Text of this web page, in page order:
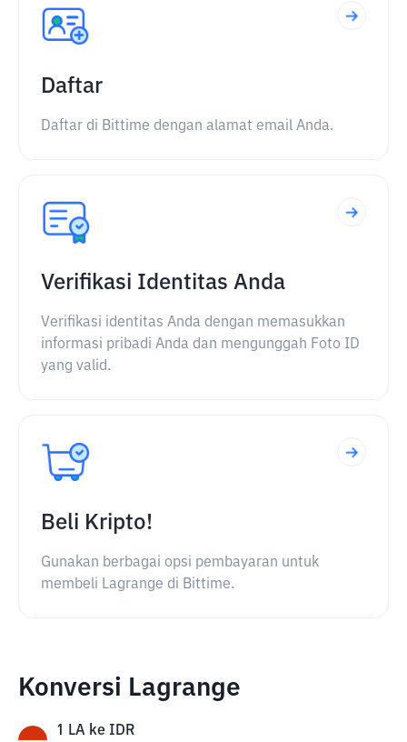
Daftar
Daftar di Bittime dengan alamat email Anda.
Verifikasi Identitas Anda
Verifikasi identitas Anda dengan memasukkan
informasi pribadi Anda dan mengunggah Foto ID
yang valid.
Beli Kripto!
Gunakan berbagai opsi pembayaran untuk
membeli Lagrange di Bittime.
Konversi Lagrange
1 LA ke IDR